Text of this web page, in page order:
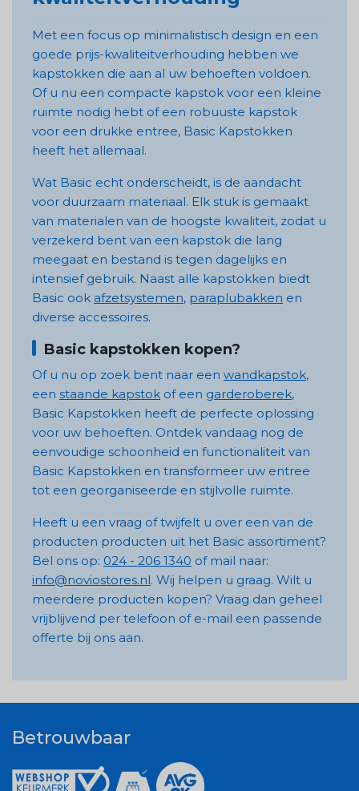
Met een focus op minimalistisch design en een
goede prijs-kwaliteitverhouding hebben we
kapstokken die aan al uw behoeften voldoen.
Of u nu een compacte kapstok voor een kleine
ruimte nodig hebt of een robuuste kapstok
voor een drukke entree, Basic Kapstokken
heeft het allemaal.
Wat Basic echt onderscheidt, is de aandacht
voor duurzaam materiaal. Elk stuk is gemaakt
van materialen van de hoogste kwaliteit, zodat u
verzekerd bent van een kapstok die lang
meegaat en bestand is tegen dagelijks en
intensief gebruik. Naast alle kapstokken biedt
Basic ook afzetsystemen, paraplubakken en
diverse accessoires.
Basic kapstokken kopen?
Of u nu op zoek bent naar een wandkapstok,
een staande kapstok of een garderoberek,
Basic Kapstokken heeft de perfecte oplossing
voor uw behoeften. Ontdek vandaag nog de
eenvoudige schoonheid en functionaliteit van
Basic Kapstokken en transformeer uw entree
tot een georganiseerde en stijlvolle ruimte.
Heeft u een vraag of twijfelt u over een van de
producten producten uit het Basic assortiment?
Bel ons op: 024 - 206 1340 of mail naar:
info@noviostores.nl. Wij helpen u graag. Wilt u
meerdere producten kopen? Vraag dan geheel
vrijblijvend per telefoon of e-mail een passende
offerte bij ons aan.
Betrouwbaar